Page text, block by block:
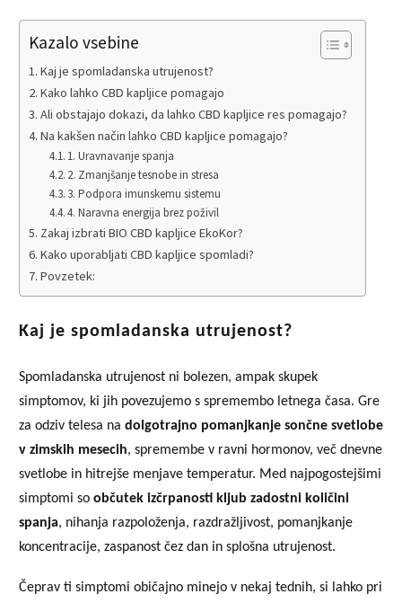
Kazalo vsebine
Kaj je spomladanska utrujenost?
Kako lahko CBD kapljice pomagajo
Ali obstajajo dokazi, da lahko CBD kapljice res pomagajo?
Na kakšen način lahko CBD kapljice pomagajo?
1. Uravnavanje spanja
2. Zmanjšanje tesnobe in stresa
3. Podpora imunskemu sistemu
4. Naravna energija brez poživil
Zakaj izbrati BIO CBD kapljice EkoKor?
Kako uporabljati CBD kapljice spomladi?
Povzetek:
Kaj je spomladanska utrujenost?
Spomladanska utrujenost ni bolezen, ampak skupek
simptomov, ki jih povezujemo s spremembo letnega časa. Gre
za odziv telesa na dolgotrajno pomanjkanje sončne svetlobe
v zimskih mesecih, spremembe v ravni hormonov, več dnevne
svetlobe in hitrejše menjave temperatur. Med najpogostejšimi
simptomi so občutek izčrpanosti kljub zadostni količini
spanja, nihanja razpoloženja, razdražljivost, pomanjkanje
koncentracije, zaspanost čez dan in splošna utrujenost.
Čeprav ti simptomi običajno minejo v nekaj tednih, si lahko pri